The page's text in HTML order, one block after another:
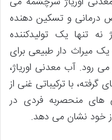
درمانی و تسکین دهنده
تنها یک تولیدکننده
میراث دار طبیعی برای
رود. آب معدنی اوریاژ،
با ترکیباتی غنی از
های منحصربه فردی در
خود نشان می دهد.